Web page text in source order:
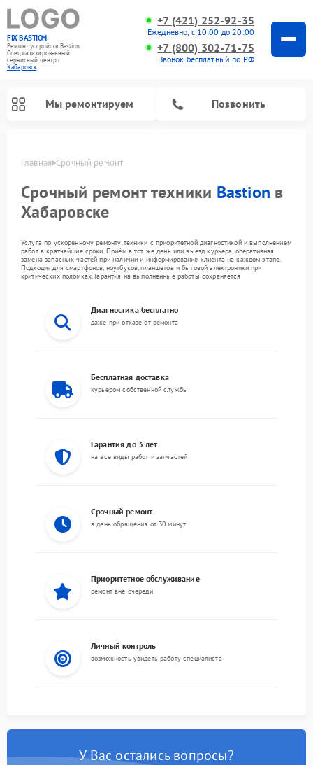
FIX-BASTION
Ремонт устройств Bastion
Специализированный
cервисный центр г.
Хабаровск
+7 (421) 252-92-35
Ежедневно, с 10:00 до 20:00
+7 (800) 302-71-75
Звонок бесплатный по РФ
Мы ремонтируем Позвонить
Главная Срочный ремонт
Срочный ремонт техники Bastion в
Хабаровске
Услуга по ускоренному ремонту техники с приоритетной диагностикой и выполнением
работ в кратчайшие сроки. Приём в тот же день или выезд курьера, оперативная
замена запасных частей при наличии и информирование клиента на каждом этапе.
Подходит для смартфонов, ноутбуков, планшетов и бытовой электроники при
критических поломках. Гарантия на выполненные работы сохраняется
Диагностика бесплатно
даже при отказе от ремонта
Бесплатная доставка
курьером собственной службы
Гарантия до 3 лет
на все виды работ и запчастей
Срочный ремонт
в день обращения от 30 минут
Приоритетное обслуживание
ремонт вне очереди
Личный контроль
возможность увидеть работу специалиста
У Вас остались вопросы?